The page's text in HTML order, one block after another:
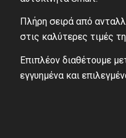
Πλήρη σειρά από
στις καλύτερες τιμές
Επιπλέον διαθέτουμε
εγγυημένα και